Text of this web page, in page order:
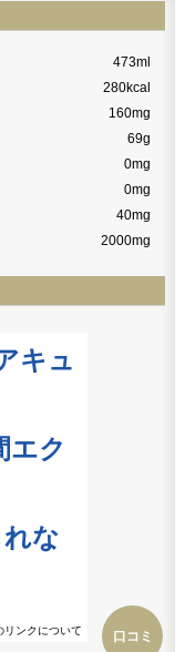
口コミ
473ml
280kcal
160mg
69g
0mg
0mg
40mg
2000mg